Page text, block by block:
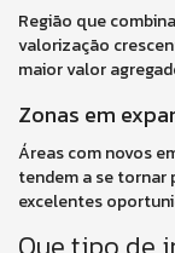
Região que
valorização
maior valor
Zonas em
Áreas com novos
tendem a se tornar
excelentes